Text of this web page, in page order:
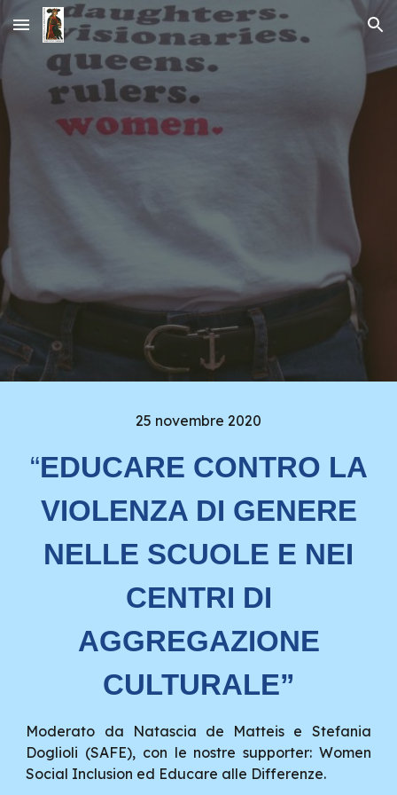
Skip to main content Skip to navigation
25 novembre 2020
“EDUCARE CONTRO LA
VIOLENZA DI GENERE
NELLE SCUOLE E NEI
CENTRI DI
AGGREGAZIONE
CULTURALE”
Moderato da Natascia de Matteis e Stefania
Doglioli (SAFE), con le nostre supporter: Women
Social Inclusion ed Educare alle Differenze.